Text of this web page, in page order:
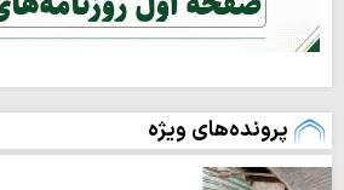
پرونده‌های ویژه